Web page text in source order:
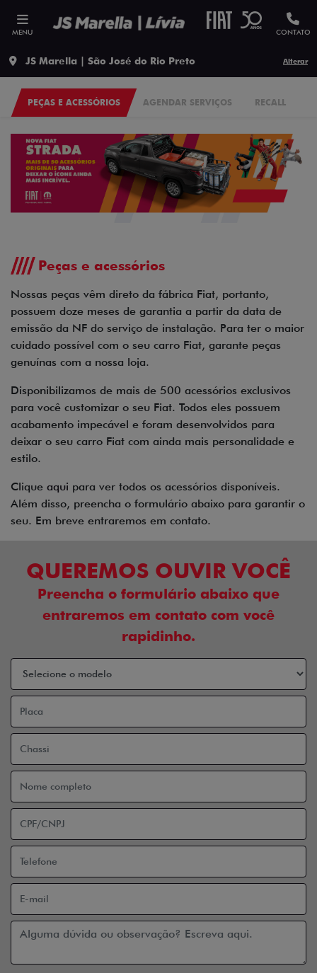
MENU CONTATO
JS Marella | São José do Rio Preto Alterar
AGENDAR SERVIÇOS
PEÇAS E ACESSÓRIOS RECALL
Peças e acessórios
Nossas peças vêm direto da fábrica Fiat, portanto,
possuem doze meses de garantia a partir da data de
emissão da NF do serviço de instalação. Para ter o maior
cuidado possível com o seu carro Fiat, garante peças
genuínas com a nossa loja.
Disponibilizamos de mais de 500 acessórios exclusivos
para você customizar o seu Fiat. Todos eles possuem
acabamento impecável e foram desenvolvidos para
deixar o seu carro Fiat com ainda mais personalidade e
estilo.
Clique aqui para ver todos os acessórios disponíveis.
Além disso, preencha o formulário abaixo para garantir o
seu. Em breve entraremos em contato.
QUEREMOS OUVIR VOCÊ
Preencha o formulário abaixo que
entraremos em contato com você
rapidinho.